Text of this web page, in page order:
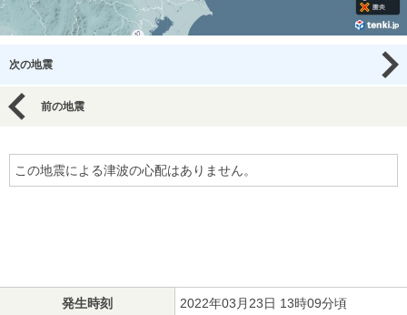
次の地震
前の地震
この地震による津波の心配はありません。
発生時刻 2022年03月23日 13時09分頃